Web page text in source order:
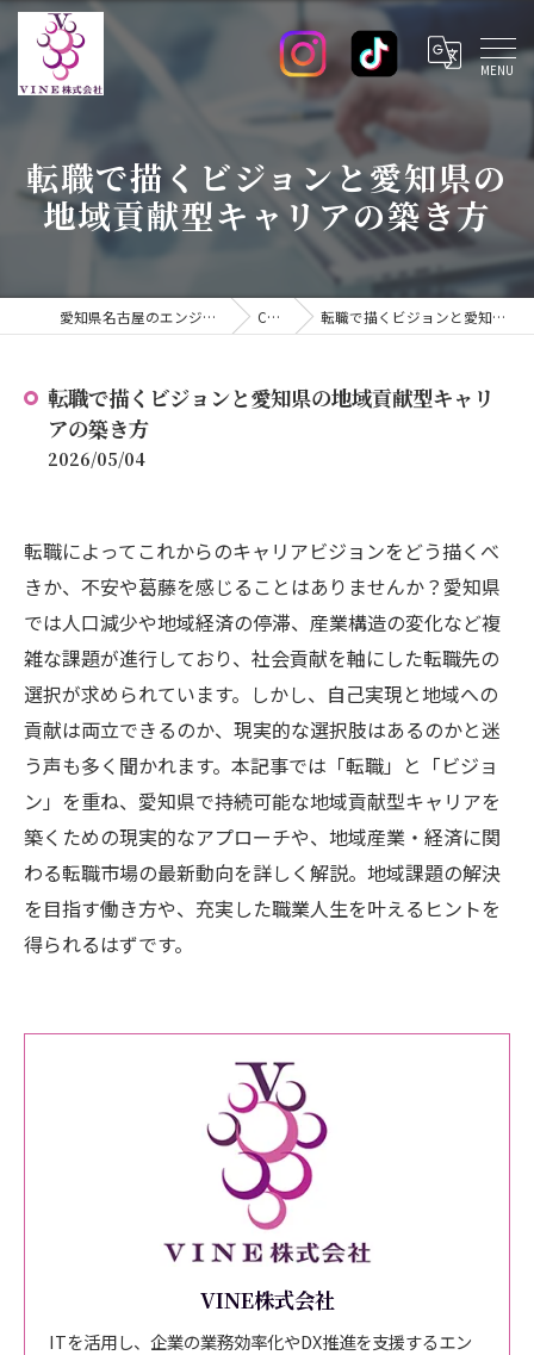
転職で描くビジョンと愛知県の
地域貢献型キャリアの築き方
愛知県名古屋のエンジニアの求人ならVINE株式会社 COLUMN 転職で描くビジョンと愛知県の地域貢献型キャリアの築き方
転職で描くビジョンと愛知県の地域貢献型キャリ
アの築き方
2026/05/04
転職によってこれからのキャリアビジョンをどう描くべ
きか、不安や葛藤を感じることはありませんか？愛知県
では人口減少や地域経済の停滞、産業構造の変化など複
雑な課題が進行しており、社会貢献を軸にした転職先の
選択が求められています。しかし、自己実現と地域への
貢献は両立できるのか、現実的な選択肢はあるのかと迷
う声も多く聞かれます。本記事では「転職」と「ビジョ
ン」を重ね、愛知県で持続可能な地域貢献型キャリアを
築くための現実的なアプローチや、地域産業・経済に関
わる転職市場の最新動向を詳しく解説。地域課題の解決
を目指す働き方や、充実した職業人生を叶えるヒントを
得られるはずです。
VINE株式会社
ITを活用し、企業の業務効率化やDX推進を支援するエン